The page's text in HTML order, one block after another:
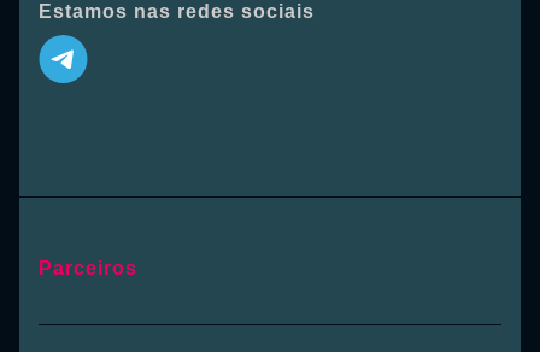
Estamos nas redes sociais
Parceiros